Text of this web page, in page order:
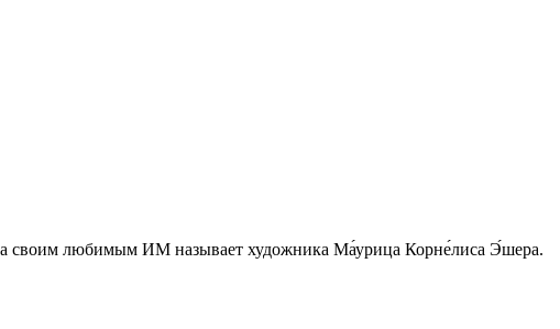
а своим любимым ИМ называет художника Ма́урица Корне́лиса Э́шера.